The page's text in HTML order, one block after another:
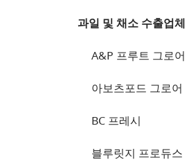
과일 및 채소 수출업체
A&P 프루트 그로어
아보츠포드 그로어
BC 프레시
블루릿지 프로듀스